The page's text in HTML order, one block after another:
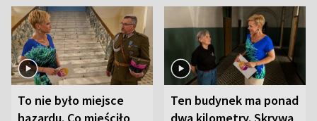
To nie było miejsce
Ten budynek ma ponad